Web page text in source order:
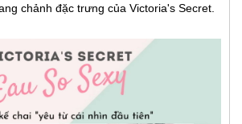
chảnh đặc trưng của Victoria's Secret.